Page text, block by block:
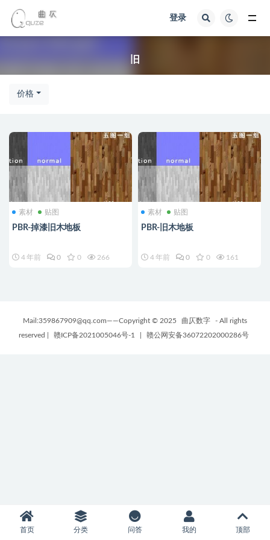
登录
旧
价格
素材 贴图
PBR-掉漆旧木地板
4 年前 0 0 266
素材 贴图
PBR-旧木地板
4 年前 0 0 161
Mail:359867909@qq.com——Copyright © 2025 曲仄数字
- All rights
reserved
赣ICP备2021005046号-1 赣公网安备36072202000286号
首页 分类 问答 我的 顶部